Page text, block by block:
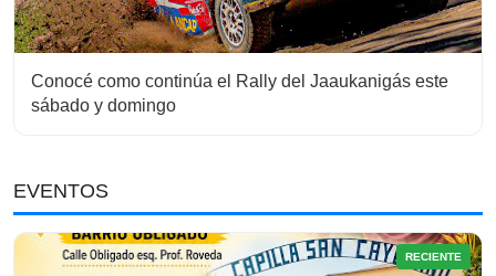
Conocé como continúa el Rally del Jaaukanigás este
sábado y domingo
EVENTOS
RECIENTE